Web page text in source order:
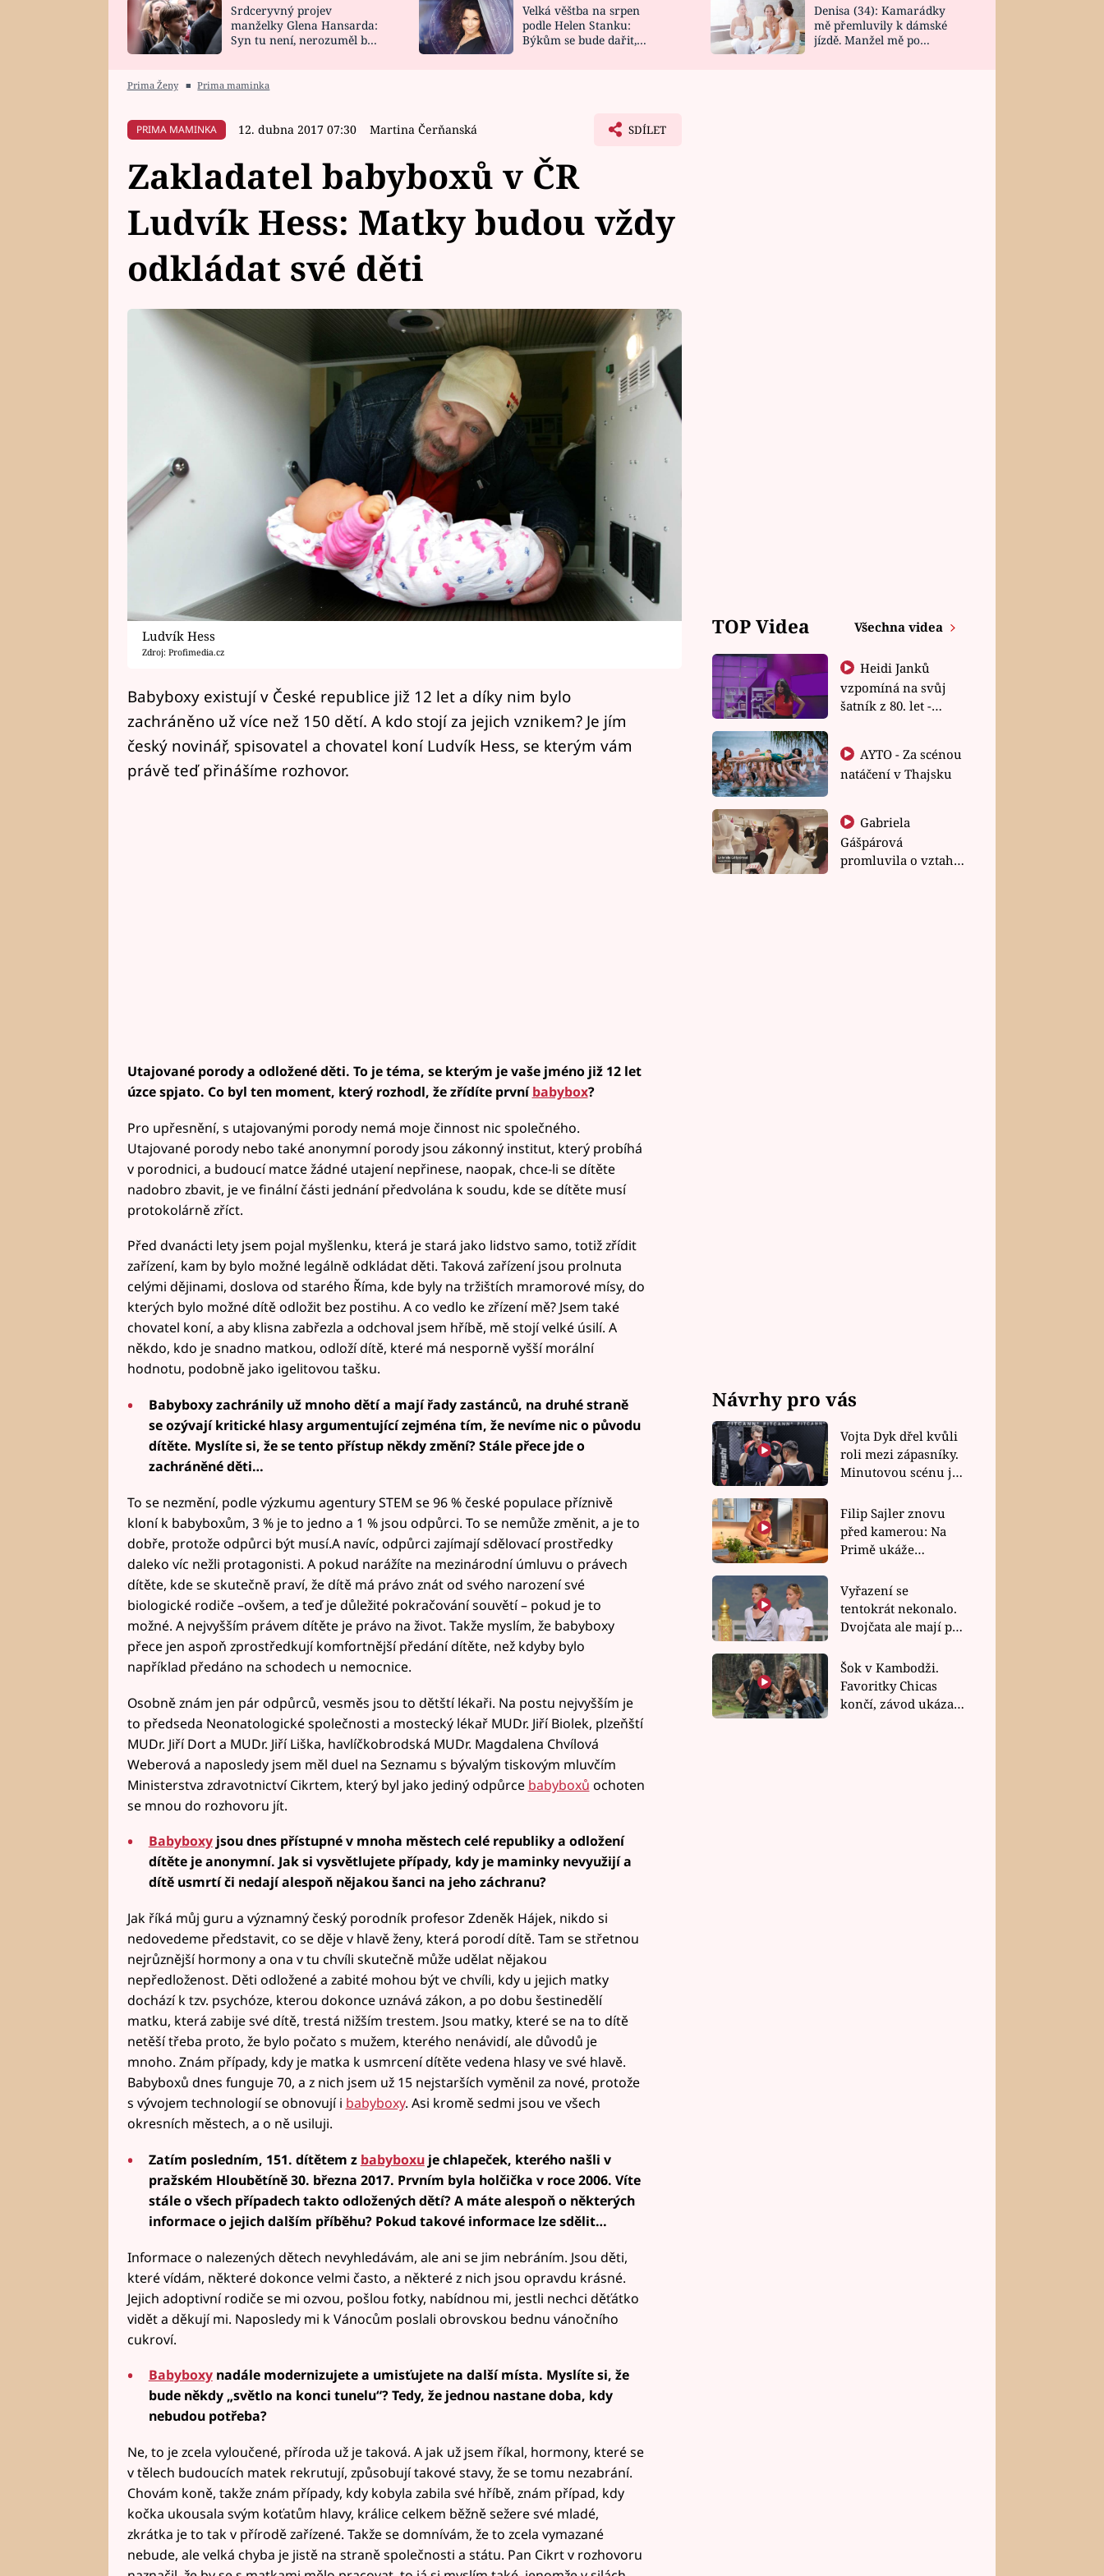
HOROSKOP NA
CELEBRITY
VAŘENÍ
NOVINKY
VIDEORECEPTY
DESIGN
Srdceryvný projev
manželky Glena Hansarda:
Syn tu není, nerozuměl by
Velká věštba na srpen
podle Helen Stanku:
Býkům se bude dařit,
Denisa (34): Kamarádky
mě přemluvily k dámské
jízdě. Manžel mě po
Prima Ženy ■ Prima maminka
PRIMA MAMINKA 12. dubna 2017 07:30 Martina Čerňanská SDÍLET
Zakladatel babyboxů v ČR
Ludvík Hess: Matky budou vždy
odkládat své děti
Ludvík Hess
Zdroj: Profimedia.cz
Babyboxy existují v České republice již 12 let a díky nim bylo
zachráněno už více než 150 dětí. A kdo stojí za jejich vznikem? Je jím
český novinář, spisovatel a chovatel koní Ludvík Hess, se kterým vám
právě teď přinášíme rozhovor.
Utajované porody a odložené děti. To je téma, se kterým je vaše jméno již 12 let
úzce spjato. Co byl ten moment, který rozhodl, že zřídíte prvníbabybox?
Pro upřesnění, s utajovanými porody nemá moje činnost nic společného.
Utajované porody nebo také anonymní porody jsou zákonný institut, který probíhá
v porodnici, a budoucí matce žádné utajení nepřinese, naopak, chce-li se dítěte
nadobro zbavit, je ve finální části jednání předvolána k soudu, kde se dítěte musí
protokolárně zříct.
Před dvanácti lety jsem pojal myšlenku, která je stará jako lidstvo samo, totiž zřídit
zařízení, kam by bylo možné legálně odkládat děti. Taková zařízení jsou prolnuta
celými dějinami, doslova od starého Říma, kde byly na tržištích mramorové mísy, do
kterých bylo možné dítě odložit bez postihu. A co vedlo ke zřízení mě? Jsem také
chovatel koní, a aby klisna zabřezla a odchoval jsem hříbě, mě stojí velké úsilí. A
někdo, kdo je snadno matkou, odloží dítě, které má nesporně vyšší morální
hodnotu, podobně jako igelitovou tašku.
Babyboxy zachránily už mnoho dětí a mají řady zastánců, na druhé straně
se ozývají kritické hlasy argumentující zejména tím, že nevíme nic o původu
dítěte. Myslíte si, že se tento přístup někdy změní? Stále přece jde o
zachráněné děti…
To se nezmění, podle výzkumu agentury STEM se 96 % české populace příznivě
kloní k babyboxům, 3 % je to jedno a 1 % jsou odpůrci. To se nemůže změnit, a je to
dobře, protože odpůrci být musí.A navíc, odpůrci zajímají sdělovací prostředky
daleko víc nežli protagonisti. A pokud narážíte na mezinárodní úmluvu o právech
dítěte, kde se skutečně praví, že dítě má právo znát od svého narození své
biologické rodiče –ovšem, a teď je důležité pokračování souvětí – pokud je to
možné. A nejvyšším právem dítěte je právo na život. Takže myslím, že babyboxy
přece jen aspoň zprostředkují komfortnější předání dítěte, než kdyby bylo
například předáno na schodech u nemocnice.
Osobně znám jen pár odpůrců, vesměs jsou to dětští lékaři. Na postu nejvyšším je
to předseda Neonatologické společnosti a mostecký lékař MUDr. Jiří Biolek, plzeňští
MUDr. Jiří Dort a MUDr. Jiří Liška, havlíčkobrodská MUDr. Magdalena Chvílová
Weberová a naposledy jsem měl duel na Seznamu s bývalým tiskovým mluvčím
Ministerstva zdravotnictví Cikrtem, který byl jako jediný odpůrce babyboxů ochoten
se mnou do rozhovoru jít.
Babyboxyjsou dnes přístupné v mnoha městech celé republiky a odložení
dítěte je anonymní. Jak si vysvětlujete případy, kdy je maminky nevyužijí a
dítě usmrtí či nedají alespoň nějakou šanci na jeho záchranu?
Jak říká můj guru a významný český porodník profesor Zdeněk Hájek, nikdo si
nedovedeme představit, co se děje v hlavě ženy, která porodí dítě. Tam se střetnou
nejrůznější hormony a ona v tu chvíli skutečně může udělat nějakou
nepředloženost. Děti odložené a zabité mohou být ve chvíli, kdy u jejich matky
dochází k tzv. psychóze, kterou dokonce uznává zákon, a po dobu šestinedělí
matku, která zabije své dítě, trestá nižším trestem. Jsou matky, které se na to dítě
netěší třeba proto, že bylo počato s mužem, kterého nenávidí, ale důvodů je
mnoho. Znám případy, kdy je matka k usmrcení dítěte vedena hlasy ve své hlavě.
Babyboxů dnes funguje 70, a z nich jsem už 15 nejstarších vyměnil za nové, protože
s vývojem technologií se obnovují i babyboxy. Asi kromě sedmi jsou ve všech
okresních městech, a o ně usiluji.
Zatím posledním, 151. dítětem z babyboxuje chlapeček, kterého našli v
pražském Hloubětíně 30. března 2017. Prvním byla holčička v roce 2006. Víte
stále o všech případech takto odložených dětí? A máte alespoň o některých
informace o jejich dalším příběhu? Pokud takové informace lze sdělit…
Informace o nalezených dětech nevyhledávám, ale ani se jim nebráním. Jsou děti,
které vídám, některé dokonce velmi často, a některé z nich jsou opravdu krásné.
Jejich adoptivní rodiče se mi ozvou, pošlou fotky, nabídnou mi, jestli nechci děťátko
vidět a děkují mi. Naposledy mi k Vánocům poslali obrovskou bednu vánočního
cukroví.
Babyboxynadále modernizujete a umisťujete na další místa. Myslíte si, že
bude někdy „světlo na konci tunelu“? Tedy, že jednou nastane doba, kdy
nebudou potřeba?
Ne, to je zcela vyloučené, příroda už je taková. A jak už jsem říkal, hormony, které se
v tělech budoucích matek rekrutují, způsobují takové stavy, že se tomu nezabrání.
Chovám koně, takže znám případy, kdy kobyla zabila své hříbě, znám případ, kdy
kočka ukousala svým koťatům hlavy, králice celkem běžně sežere své mladé,
zkrátka je to tak v přírodě zařízené. Takže se domnívám, že to zcela vymazané
nebude, ale velká chyba je jistě na straně společnosti a státu. Pan Cikrt v rozhovoru
TOP Videa Všechna videa
Heidi Janků
vzpomíná na svůj
šatník z 80. let -
natáčení v Thajsku
Gabriela
Gášpárová
promluvila o vztahu
Návrhy pro vás
Vojta Dyk dřel kvůli
roli mezi zápasníky.
Minutovou scénu jel
Filip Sajler znovu
před kamerou: Na
Primě ukáže
rychlé recepty
Vyřazení se
tentokrát nekonalo.
Dvojčata ale mají po
závodu nůž na krku
Šok v Kambodži.
Favoritky Chicas
končí, závod ukázal